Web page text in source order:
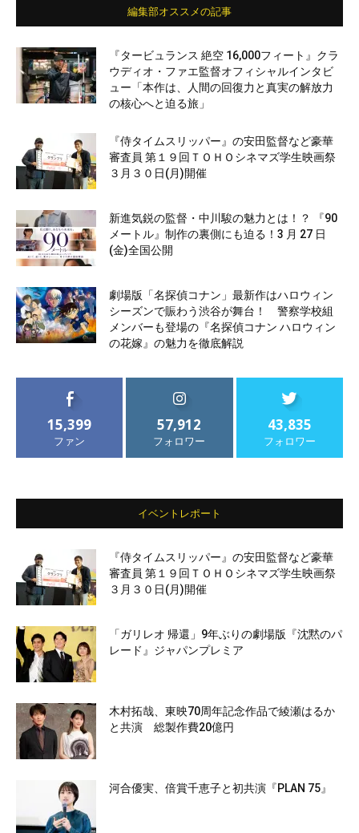
編集部オススメの記事
『タービュランス 絶空 16,000フィート』クラ
ウディオ・ファエ監督オフィシャルインタビ
ュー「本作は、人間の回復力と真実の解放力
の核心へと迫る旅」
『侍タイムスリッパー』の安田監督など豪華
審査員 第１９回ＴＯＨＯシネマズ学生映画祭
３月３０日(月)開催
新進気鋭の監督・中川駿の魅力とは！？ 『90
メートル』制作の裏側にも迫る！3 月 27 日
(金)全国公開
劇場版「名探偵コナン」最新作はハロウィン
シーズンで賑わう渋谷が舞台！ 警察学校組
メンバーも登場の『名探偵コナン ハロウィン
の花嫁』の魅力を徹底解説
15,399
ファン
57,912
フォロワー
43,835
フォロワー
イベントレポート
『侍タイムスリッパー』の安田監督など豪華
審査員 第１９回ＴＯＨＯシネマズ学生映画祭
３月３０日(月)開催
「ガリレオ 帰還」9年ぶりの劇場版『沈黙のパ
レード』ジャパンプレミア
木村拓哉、東映70周年記念作品で綾瀬はるか
と共演 総製作費20億円
河合優実、倍賞千恵子と初共演『PLAN 75』